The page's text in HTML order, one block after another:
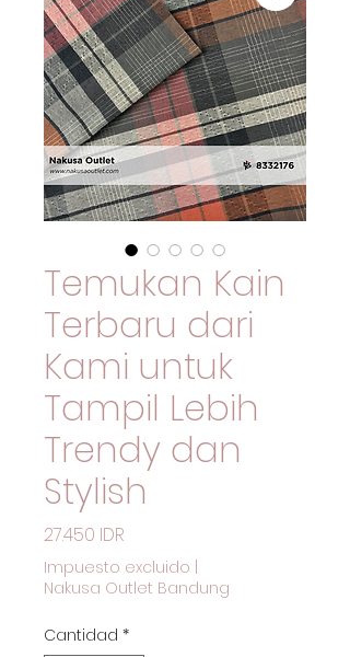
Temukan Kain
Terbaru dari
Kami untuk
Tampil Lebih
Trendy dan
Stylish
27.450 IDR
Impuesto excluido
Nakusa Outlet Bandung
Cantidad *